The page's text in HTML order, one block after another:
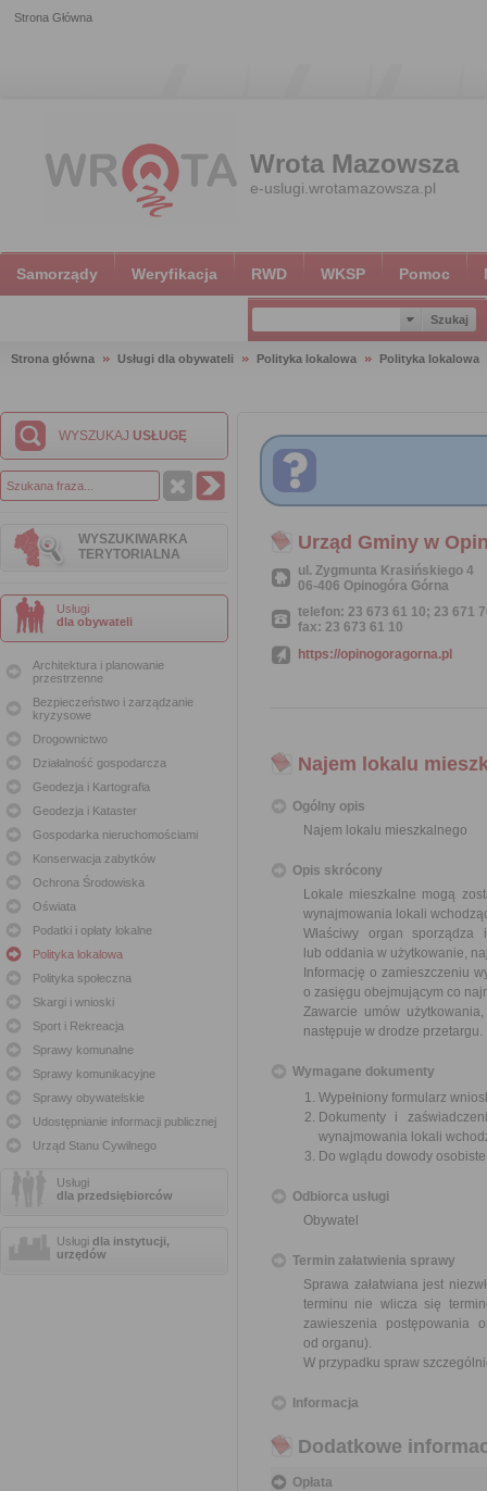
Strona Główna
Wrota Mazowsza
e-uslugi.wrotamazowsza.pl
Samorządy Weryfikacja RWD WKSP Pomoc
Strona główna Usługi dla obywateli Polityka lokalowa Polityka lokalowa
WYSZUKAJ USŁUGĘ
WYSZUKIWARKA
TERYTORIALNA
Usługi
dla obywateli
Architektura i planowanie
przestrzenne
Bezpieczeństwo i zarządzanie
kryzysowe
Drogownictwo
Działalność gospodarcza
Geodezja i Kartografia
Geodezja i Kataster
Gospodarka nieruchomościami
Konserwacja zabytków
Ochrona Środowiska
Oświata
Podatki i opłaty lokalne
Polityka lokalowa
Polityka społeczna
Skargi i wnioski
Sport i Rekreacja
Sprawy komunalne
Sprawy komunikacyjne
Sprawy obywatelskie
Udostępnianie informacji publicznej
Urząd Stanu Cywilnego
Usługi
dla przedsiębiorców
Usługi dla instytucji,
urzędów
Urząd Gminy w
ul. Zygmunta Krasińskiego 4
06-406 Opinogóra Górna
telefon: 23 673 61 10; 23 671
fax: 23 673 61 10
https://opinogoragorna.pl
Najem lokalu
Ogólny opis
Najem lokalu mieszkalnego
Opis skrócony
Lokale mieszkalne mogą
wynajmowania lokali
Właściwy organ
lub oddania w użytkowanie,
Informację o zamieszczeniu
o zasięgu obejmującym co
Zawarcie umów
następuje w drodze przetargu.
Wymagane dokumenty
Wypełniony formularz
Dokumenty i
wynajmowania lokali
Do wglądu dowody
Odbiorca usługi
Obywatel
Termin załatwienia sprawy
Sprawa załatwiana jest
terminu nie wlicza się
zawieszenia postępowania
od organu).
W przypadku spraw
Informacja
Dodatkowe
Opłata